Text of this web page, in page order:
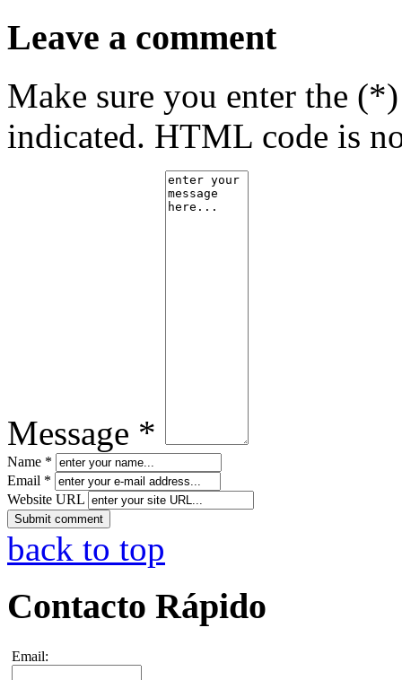
Leave a comment
Make sure you enter the
indicated. HTML code is
Message *
Name *
Email *
Website URL
back to top
Contacto Rápido
Email: